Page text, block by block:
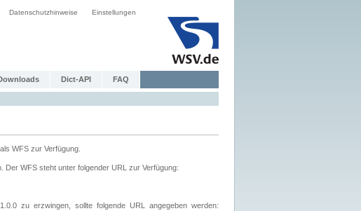
Datenschutzhinweise Einstellungen
Dict-API FAQ
WFS zur Verfügung.
Der WFS steht unter folgender URL zur Verfügung:
zu erzwingen, sollte folgende URL angegeben werden: